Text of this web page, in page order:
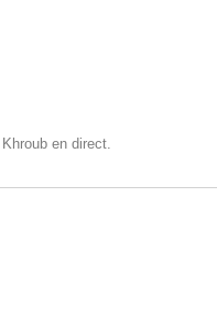
en direct.